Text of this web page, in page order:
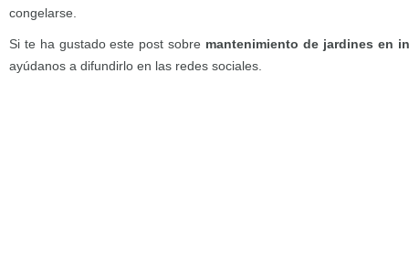
congelarse.
Si te ha gustado este post sobre mantenimiento de jardines en
ayúdanos a difundirlo en las redes sociales.